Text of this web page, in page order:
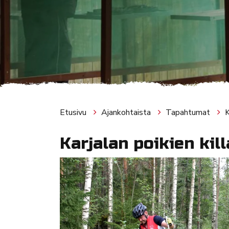
Etusivu Ajankohtaista Tapahtumat
Karjalan poikien